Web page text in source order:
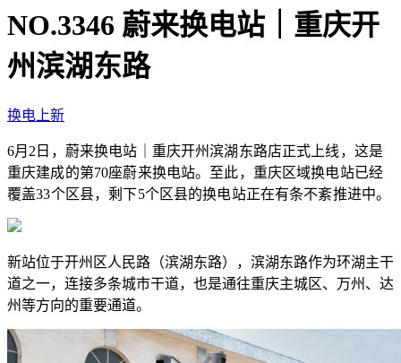
NO.3346 蔚来换电站｜重庆开
州滨湖东路
换电上新
6月2日，蔚来换电站｜重庆开州滨湖东路店正式上线，这是
重庆建成的第70座蔚来换电站。至此，重庆区域换电站已经
覆盖33个区县，剩下5个区县的换电站正在有条不紊推进中。
新站位于开州区人民路（滨湖东路），滨湖东路作为环湖主干
道之一，连接多条城市干道，也是通往重庆主城区、万州、达
州等方向的重要通道。